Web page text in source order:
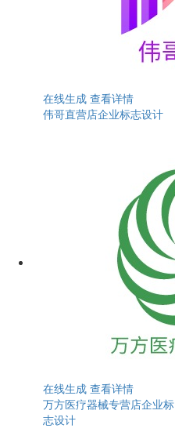
在线生成 查看详情
伟哥直营店企业标志设计
在线生成 查看详情
万方医疗器械专营店企业标
志设计